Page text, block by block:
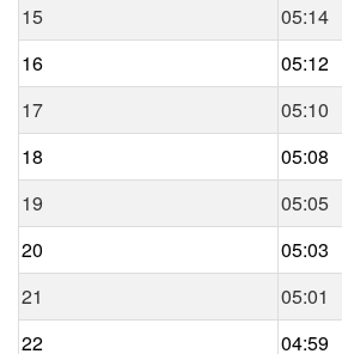
15
05:14
16
05:12
17
05:10
18
05:08
19
05:05
20
05:03
21
05:01
22
04:59